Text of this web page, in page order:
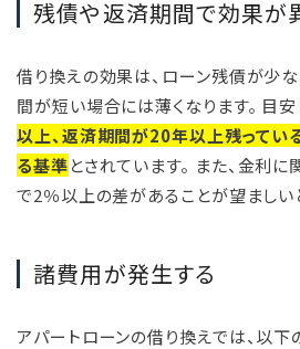
残債や返済期間で効果が
借り換えの効果は、ローン残債が少
間が短い場合には薄くなります。 目安
以上、返済期間が20年以上残ってい
る基準とされています。 また、金利
で2％以上の差があることが望ましい
諸費用が発生する
アパートローンの借り換えでは、以